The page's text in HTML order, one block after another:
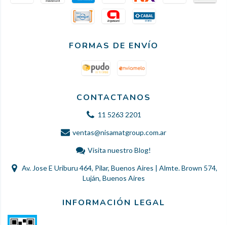
FORMAS DE ENVÍO
CONTACTANOS
11 5263 2201
ventas@nisamatgroup.com.ar
Visita nuestro Blog!
Av. Jose E Uriburu 464, Pilar, Buenos Aires | Almte. Brown 574,
Luján, Buenos Aires
INFORMACIÓN LEGAL